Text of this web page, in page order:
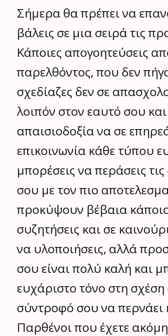
Σήμερα θα πρέπει να
βάλεις σε μια σειρά τις
Κάποιες απογοητεύσεις
παρελθόντος, που δεν
σχεδίαζες δεν σε
λοιπόν στον εαυτό σου
απαισιοδοξία να σε
επικοινωνία κάθε τύπου
μπορέσεις να περάσεις
σου με τον πιο
προκύψουν βέβαια
συζητήσεις και σε
να υλοποιήσεις, αλλά
σου είναι πολύ καλή και
ευχάριστο τόνο στη σχέση
σύντροφό σου να περνάει
Παρθένοι που έχετε